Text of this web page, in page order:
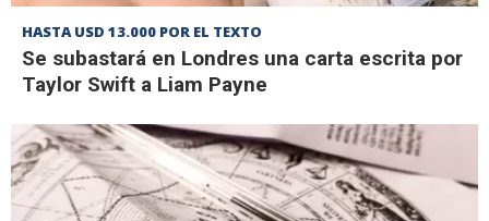
HASTA USD 13.000 POR EL TEXTO
Se subastará en Londres una carta escrita por
Taylor Swift a Liam Payne